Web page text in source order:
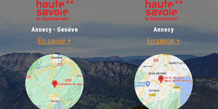
Annecy - Genève
En savoir +
Annecy
En savoir +